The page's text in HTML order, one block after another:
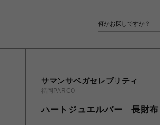
サマンサベガセレブリティ
福岡PARCO
ハートジュエルバー 長財布